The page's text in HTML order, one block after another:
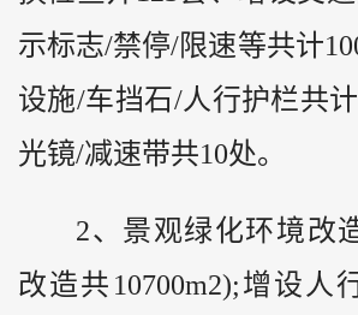
示标志/禁停/限速等共计
设施/车挡石/人行护栏共计
光镜/减速带共10处。
2、景观绿化环境改
改造共10700m2);增设人